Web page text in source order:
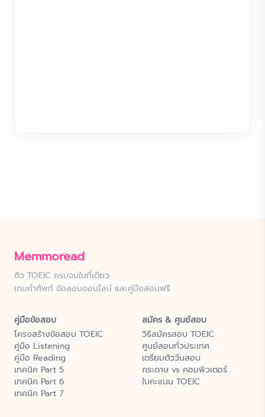
Memmoread
ติว TOEIC ครบจบในที่เดียว
เกมคำศัพท์ ข้อสอบออนไลน์ และคู่มือสอบฟรี
คู่มือข้อสอบ
โครงสร้างข้อสอบ TOEIC
คู่มือ Listening
คู่มือ Reading
เทคนิค Part 5
เทคนิค Part 6
เทคนิค Part 7
สมัคร & ศูนย์สอบ
วิธีสมัครสอบ TOEIC
ศูนย์สอบทั่วประเทศ
เตรียมตัววันสอบ
กระดาษ vs คอมพิวเตอร์
ใบคะแนน TOEIC